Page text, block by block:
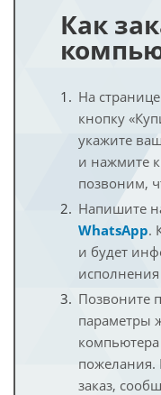
Как
На
кнопку
укажите
и нажмите
позвоним,
Напишите
WhatsApp.
и будет
Позвоните
параметры
пожелания.
заказ,